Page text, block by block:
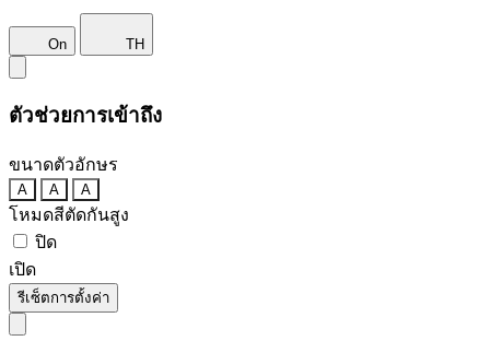
On TH
ตัวช่วยการเข้าถึง
ขนาดตัวอักษร
A A A
โหมดสีตัดกันสูง
ปิด
เปิด
รีเซ็ตการตั้งค่า